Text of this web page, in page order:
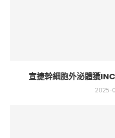
宣捷幹細胞外泌體獲
2025-